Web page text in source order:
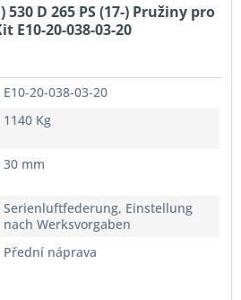
530 D 265 PS (17-) Pružiny pro
E10-20-038-03-20
E10-20-038-03-20
1140 Kg
30 mm
Serienluftfederung, Einstellung
nach Werksvorgaben
Přední náprava